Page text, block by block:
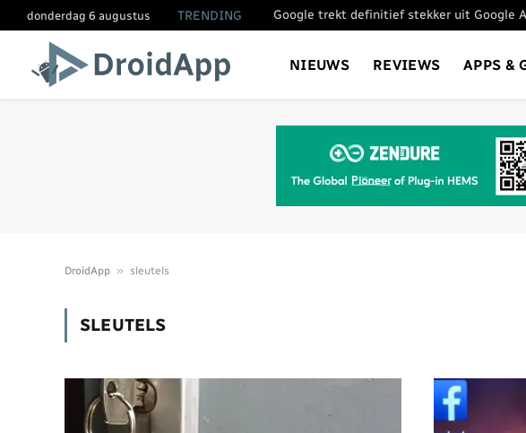
donderdag 6 augustus TRENDING Google trekt definitief stekker uit Google
NIEUWS REVIEWS APPS &
DroidApp » sleutels
SLEUTELS